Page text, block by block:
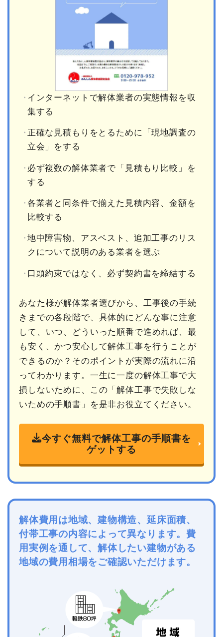
インターネットで解体業者の実態情報を収
集する
正確な見積もりをとるために「現地調査の
立会」をする
必ず複数の解体業者で「見積もり比較」を
する
各業者と同条件で揃えた見積内容、金額を
比較する
地中障害物、アスベスト、追加工事のリス
クについて説明のある業者を選ぶ
口頭約束ではなく、必ず契約書を締結する
あなた様が解体業者選びから、工事後の手続
きまでの各段階で、具体的にどんな事に注意
して、いつ、どういった順番で進めれば、最
も安く、かつ安心して解体工事を行うことが
できるのか？そのポイントが実際の流れに沿
ってわかります。一生に一度の解体工事で大
損しないために、この「解体工事で失敗しな
いための手順書」を是非お役立てください。
今すぐ無料で解体工事の手順書を
ゲットする
解体費用は地域、建物構造、延床面積、
付帯工事の内容によって異なります。費
用実例を通して、解体したい建物がある
地域の費用相場をご確認いただけます。